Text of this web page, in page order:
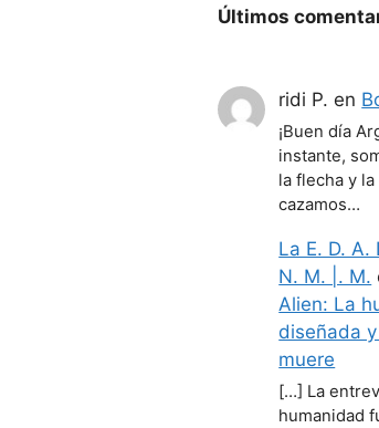
Últimos
ridi P. en
¡Buen día
instante,
la flecha y
cazamos…
La E. D. A.
N. M. |. M.
Alien: La
diseñada
muere
[…] La
humanidad